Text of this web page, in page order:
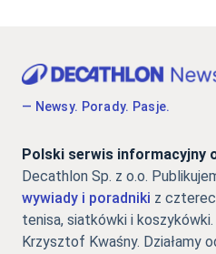
— Newsy. Porady. Pasje.
Polski serwis informacyjny
Decathlon Sp. z o.o.
wywiady i poradniki z
tenisa, siatkówki i
Krzysztof Kwaśny. Działamy